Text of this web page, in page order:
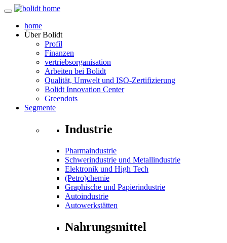
home
ÜberBolidt
Profil
Finanzen
vertriebsorganisation
Arbeiten bei Bolidt
Qualität, Umwelt und ISO-Zertifizierung
Bolidt Innovation Center
Greendots
Segmente
Industrie
Pharmaindustrie
Schwerindustrie und Metallindustrie
Elektronik und High Tech
(Petro)chemie
Graphische und Papierindustrie
Autoindustrie
Autowerkstätten
Nahrungsmittel